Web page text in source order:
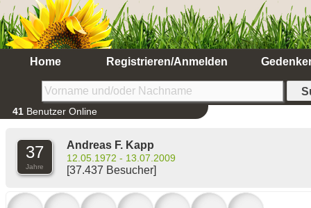
Home Registrieren/Anmelden
41 Benutzer Online
37
Jahre
Andreas F. Kapp
12.05.1972 - 13.07.2009
[37.437 Besucher]